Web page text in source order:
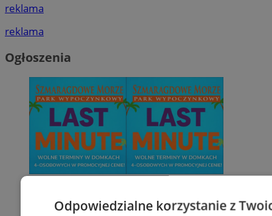
reklama
reklama
Ogłoszenia
Odpowiedzialne korzystanie z